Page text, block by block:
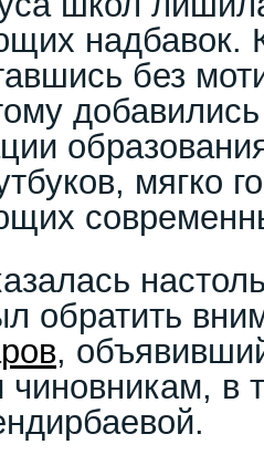
без
мягко
обратить
,
в